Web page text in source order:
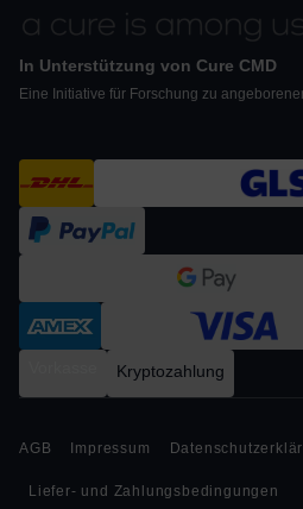
In Unterstützung von Cure CMD
Eine Initiative für Forschung zu
Kryptozahlung
AGB Impressum
Liefer- und Zahlungsbedingungen